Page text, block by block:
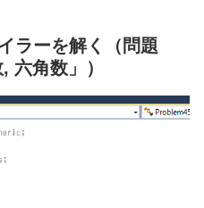
ラーを解く（問題
六角数」）